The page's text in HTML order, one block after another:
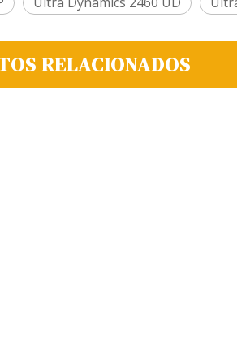
RELACIONADOS